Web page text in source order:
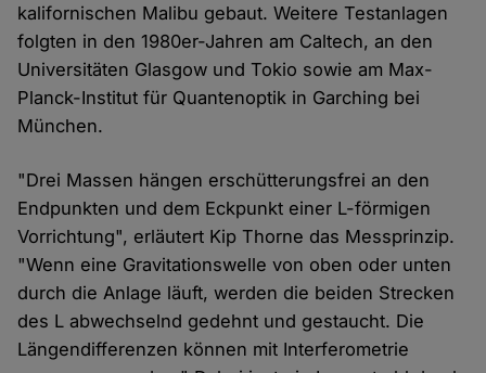
kalifornischen Malibu gebaut. Weitere Testanlagen
folgten in den 1980er-Jahren am Caltech, an den
Universitäten Glasgow und Tokio sowie am Max-
Planck-Institut für Quantenoptik in Garching bei
München.
"Drei Massen hängen erschütterungsfrei an den
Endpunkten und dem Eckpunkt einer L-förmigen
Vorrichtung", erläutert Kip Thorne das Messprinzip.
"Wenn eine Gravitationswelle von oben oder unten
durch die Anlage läuft, werden die beiden Strecken
des L abwechselnd gedehnt und gestaucht. Die
Längendifferenzen können mit Interferometrie